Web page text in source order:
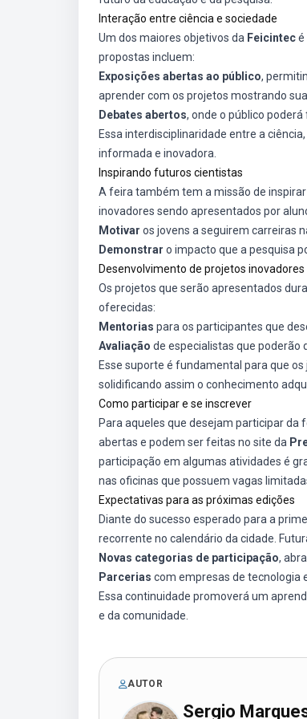
Interação entre ciência e sociedade
Um dos maiores objetivos da Feicintecé
propostas incluem:
Exposições abertas ao público,
aprender com os projetos mostrando
Debates abertos, onde o público
Essa interdisciplinaridade entre a
informada e inovadora.
Inspirando futuros cientistas
A feira também tem a missão de
inovadores sendo apresentados por
Motivar os jovens a seguirem carreiras
Demonstrar o impacto que a pesquisa
Desenvolvimento de projetos inovadores
Os projetos que serão apresentados
oferecidas:
Mentorias para os participantes que
Avaliação de especialistas que poderão
Esse suporte é fundamental para que
solidificando assim o conhecimento
Como participar e se inscrever
Para aqueles que desejam participar
abertas e podem ser feitas no site da
participação em algumas atividades é
nas oficinas que possuem vagas
Expectativas para as próximas edições
Diante do sucesso esperado para a
recorrente no calendário da cidade.
Novas categorias de participação,
Parcerias com empresas de tecnologia
Essa continuidade promoverá um
e da comunidade.
AUTOR
Sergio